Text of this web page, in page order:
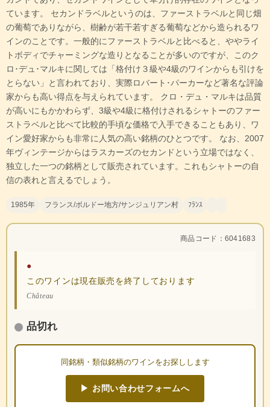
ています。 セカンドラベルというのは、ファーストラベルと同じ畑
の葡萄でありながら、樹齢が若干若すぎる葡萄などから造られるワ
インのことです。一般的にファーストラベルと比べると、ややライ
トボディでチャーミングな造りとなることが多いのですが、このク
ロ･デュ･マルキに関しては「格付け３級や4級のワインからも引けを
とらない」と言われており、実際ロバート･パーカーなど著名な評論
家からも高い得点を与えられています。 クロ・デュ・マルキは品質
が高いにもかかわらず、3級や4級に格付けされるシャトーのファー
ストラベルと比べて比較的手頃な価格で入手できることもあり、ワ
イン愛好家からも非常に人気の高い銘柄のひとつです。 なお、2007
年ヴィンテージからはラスカーズのセカンドという立場ではなく、
独立した一つの銘柄として販売されています。これもシャトーの自
信の表れと言えるでしょう。
1985年 フランス/ボルドー地方/サンジュリアン村 ﾌﾗﾝｽ
商品コード：6041683
●
このワインは現在販売を終了しております
Château
品切れ
同銘柄・類似銘柄のワインをお探しします
▶ お問い合わせフォームへ